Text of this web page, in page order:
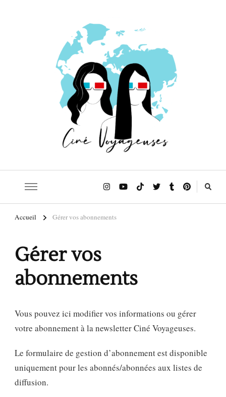
Accueil Gérer vos abonnements
Gérer vos
abonnements
Vous pouvez ici modifier vos informations ou gérer
votre abonnement à la newsletter Ciné Voyageuses.
Le formulaire de gestion d’abonnement est disponible
uniquement pour les abonnés/abonnées aux listes de
diffusion.